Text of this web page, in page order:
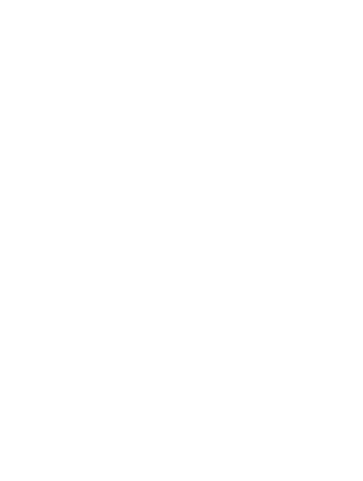
了承ください。
き作成されるも
をご了承くださ
御機器販売店・
です。
ありません。
ず変更すること
) : 1000ppm、
、
可)を取得する
要な手段を講じ
これらの製造装
通知します。
、取り引きをい
ムロン制御